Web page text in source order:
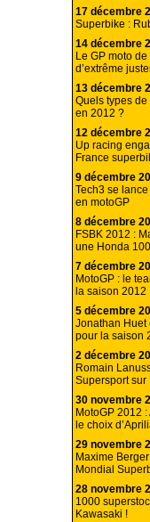
17 décembre
Superbike :
14 décembre
Le GP moto
d’extrême
13 décembre
Quels types
en 2012 ?
12 décembre
Up racing
France
9 décembre
Tech3 se
en motoGP
8 décembre
FSBK 2012 :
une Honda
7 décembre
MotoGP : le
la saison 2012
5 décembre
Jonathan Huet
pour la saison
2 décembre
Romain
Supersport
30 novembre
MotoGP 2012
le choix
29 novembre
Maxime
Mondial
28 novembre
1000
Kawasaki !